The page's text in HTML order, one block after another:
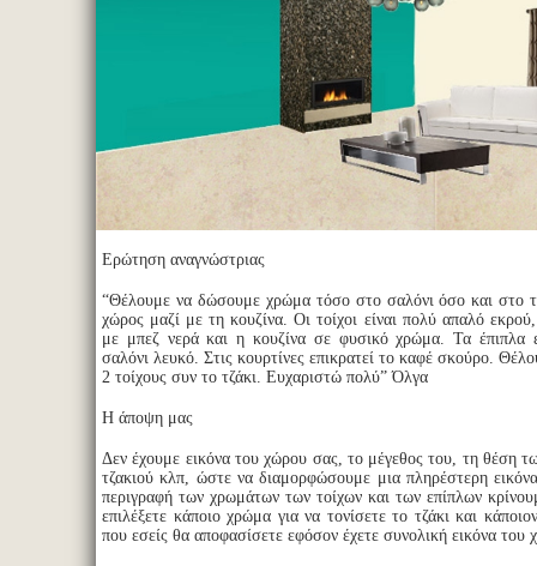
Ερώτηση αναγνώστριας
“Θέλουμε να δώσουμε χρώμα τόσο στο σαλόνι όσο και στο
χώρος μαζί με τη κουζίνα. Οι τοίχοι είναι πολύ απαλό
με μπεζ νερά και η κουζίνα σε φυσικό χρώμα. Τα έπιπλα
σαλόνι λευκό. Στις κουρτίνες επικρατεί το καφέ σκούρο.
2 τοίχους συν το τζάκι. Ευχαριστώ πολύ” Όλγα
Η άποψη μας
Δεν έχουμε εικόνα του χώρου σας, το μέγεθος του, τη θέση
τζακιού κλπ, ώστε να διαμορφώσουμε μια πληρέστερη
περιγραφή των χρωμάτων των τοίχων και των επίπλων
επιλέξετε κάποιο χρώμα για να τονίσετε το τζάκι και
που εσείς θα αποφασίσετε εφόσον έχετε συνολική εικόνα του